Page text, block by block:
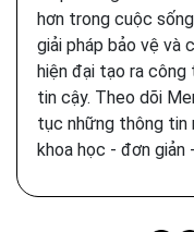
hơn trong cuộc
giải pháp bảo vệ và
hiện đại tạo ra
tin cậy. Theo dõi
tục những thông tin
khoa học - đơn giản